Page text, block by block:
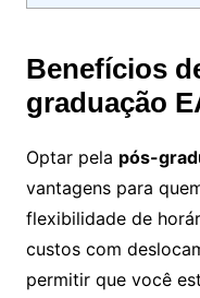
Benefícios
graduação
Optar pela pós-
vantagens para
flexibilidade de
custos com
permitir que você